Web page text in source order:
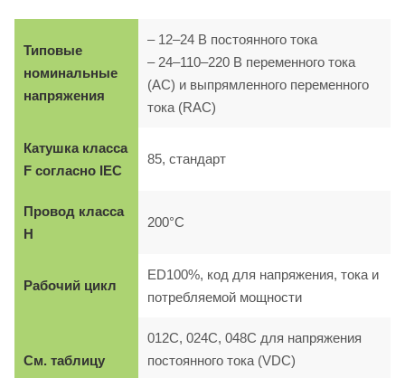
Типовые
номинальные
напряжения
– 12–24 B постоянного тока
– 24–110–220 B переменного тока
(AC) и выпрямленного переменного
тока (RAC)
Катушка класса
F согласно IEC
85, стандарт
Провод класса
H
200°C
Рабочий цикл
ED100%, код для напряжения, тока и
потребляемой мощности
См. таблицу
012C, 024C, 048C для напряжения
постоянного тока (VDC)